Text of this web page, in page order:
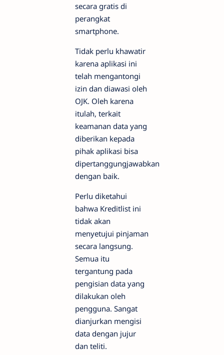
secara gratis di
perangkat
smartphone.
Tidak perlu khawatir
karena aplikasi ini
telah mengantongi
izin dan diawasi oleh
OJK. Oleh karena
itulah, terkait
keamanan data yang
diberikan kepada
pihak aplikasi bisa
dipertanggungjawabkan
dengan baik.
Perlu diketahui
bahwa Kreditlist ini
tidak akan
menyetujui pinjaman
secara langsung.
Semua itu
tergantung pada
pengisian data yang
dilakukan oleh
pengguna. Sangat
dianjurkan mengisi
data dengan jujur
dan teliti.